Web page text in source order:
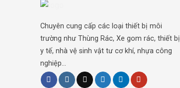
Chuyên cung cấp các loại thiết bị môi
trường như Thùng Rác, Xe gom rác, thiết bị
y tế, nhà vệ sinh vật tư cơ khí, nhựa công
nghiệp...